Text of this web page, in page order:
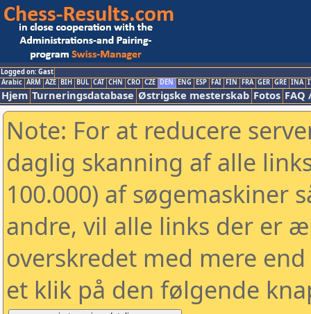
Logged on: Gast
Arabic ARM AZE BIH BUL CAT CHN CRO CZE DEN ENG ESP FAI FIN FRA GER GRE INA
Hjem Turneringsdatabase Østrigske mesterskab Fotos FAQ
Note: For at reducere
daglig skanning af alle
100.000) af søgemaskiner
andre, vil alle links der er
overskredet med mere
et klik på den følgende